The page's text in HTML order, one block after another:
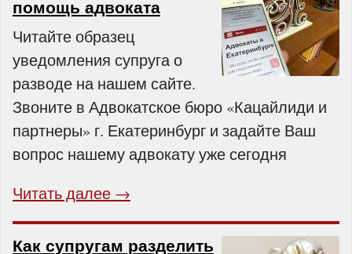
помощь адвоката
Читайте образец
уведомления супруга о
разводе на нашем сайте.
Звоните в Адвокатское бюро «Кацайлиди и
партнеры» г. Екатеринбург и задайте Ваш
вопрос нашему адвокату уже сегодня
Читать далее →
Как супругам разделить